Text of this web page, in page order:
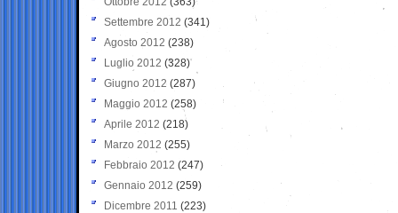
Settembre 2012 (341)
Agosto 2012 (238)
Luglio 2012 (328)
Giugno 2012 (287)
Maggio 2012 (258)
Aprile 2012 (218)
Marzo 2012 (255)
Febbraio 2012 (247)
Gennaio 2012 (259)
Dicembre 2011 (223)